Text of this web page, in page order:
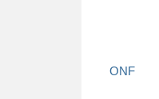
ONF